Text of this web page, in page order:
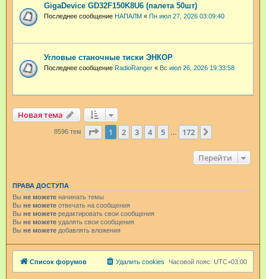
GigaDevice GD32F150K8U6 (палета 50шт)
Последнее сообщение НАПАЛМ « Пн июл 27, 2026 03:09:40
Угловые станочные тиски ЭНКОР
Последнее сообщение RadioRanger « Вс июл 26, 2026 19:33:58
Новая тема
8596 тем Страница из 172
1 2 3 4 5 … 172
Перейти
ПРАВА ДОСТУПА
Вы не можете начинать темы
Вы не можете отвечать на сообщения
Вы не можете редактировать свои сообщения
Вы не можете удалять свои сообщения
Вы не можете добавлять вложения
Список форумов Часовой пояс: UTC+03:00
Удалить cookies